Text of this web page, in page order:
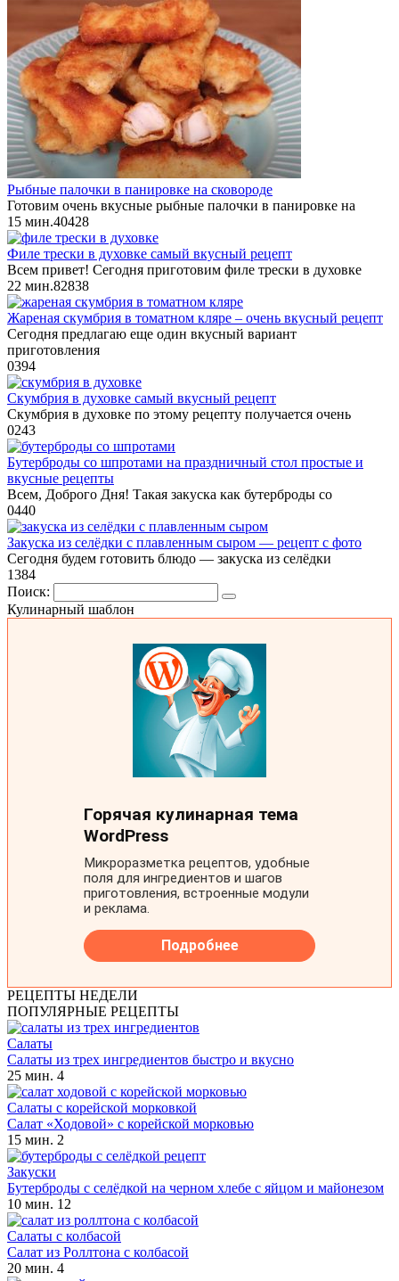
Рыбные палочки в панировке на сковороде
Готовим очень вкусные рыбные палочки в панировке на
15 мин.40428
Филе трески в духовке самый вкусный рецепт
Всем привет! Сегодня приготовим филе трески в духовке
22 мин.82838
Жареная скумбрия в томатном кляре – очень вкусный рецепт
Сегодня предлагаю еще один вкусный вариант
приготовления
0394
Скумбрия в духовке самый вкусный рецепт
Скумбрия в духовке по этому рецепту получается очень
0243
Бутерброды со шпротами на праздничный стол простые и
вкусные рецепты
Всем, Доброго Дня! Такая закуска как бутерброды со
0440
Закуска из селёдки с плавленным сыром — рецепт с фото
Сегодня будем готовить блюдо — закуска из селёдки
1384
Поиск:
Кулинарный шаблон
РЕЦЕПТЫ НЕДЕЛИ
ПОПУЛЯРНЫЕ РЕЦЕПТЫ
Салаты
Салаты из трех ингредиентов быстро и вкусно
25 мин. 4
Салаты с корейской морковкой
Салат «Ходовой» с корейской морковью
15 мин. 2
Закуски
Бутерброды с селёдкой на черном хлебе с яйцом и майонезом
10 мин. 12
Салаты с колбасой
Салат из Роллтона с колбасой
20 мин. 4